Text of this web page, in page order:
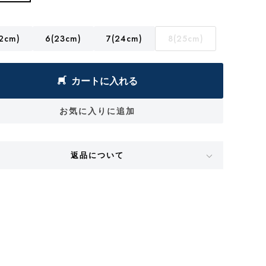
6(23cm) 7(24cm) 8(25cm)
カートに入れる
お気に入りに追加
返品について